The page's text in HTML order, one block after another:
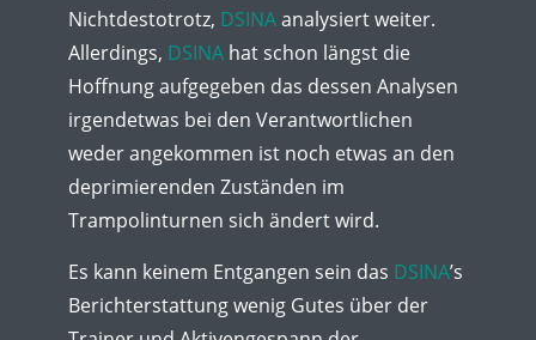
Nichtdestotrotz, DSINAanalysiert weiter.
Allerdings, DSINA hat schon längst die
Hoffnung aufgegeben das dessen Analysen
irgendetwas bei den Verantwortlichen
weder angekommen ist noch etwas an den
deprimierenden Zuständen im
Trampolinturnen sich ändert wird.
Es kann keinem Entgangen sein das DSINA’s
Berichterstattung wenig Gutes über der